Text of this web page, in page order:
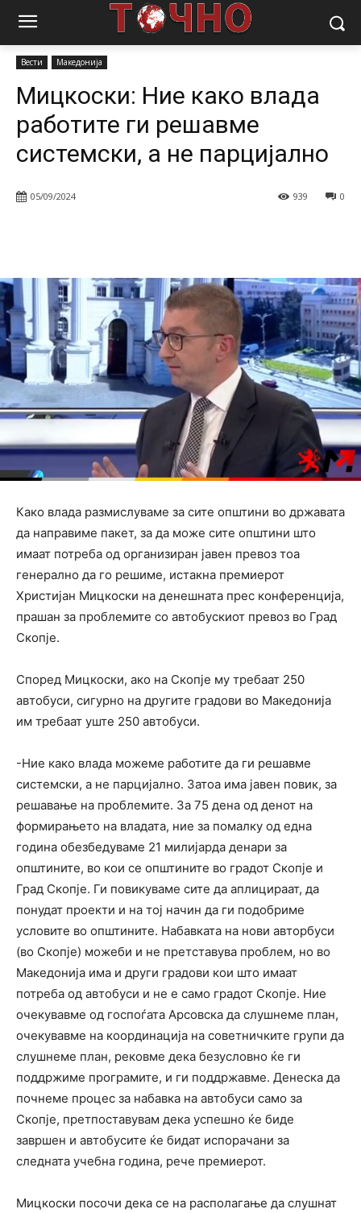
Почетна
Мицкоски: Ние како влада работите ги решавме
Вести Македонија
Мицкоски: Ние како влада
работите ги решавме
системски, а не парцијално
05/09/2024 0
939
Како влада размислуваме за сите општини во државата
да направиме пакет, за да може сите општини што
имаат потреба од организиран јавен превоз тоа
генерално да го решиме, истакна премиерот
Христијан Мицкоски на денешната прес конференција,
прашан за проблемите со автобускиот превоз во Град
Скопје.
Според Мицкоски, ако на Скопје му требаат 250
автобуси, сигурно на другите градови во Македонија
им требаат уште 250 автобуси.
-Ние како влада можеме работите да ги решавме
системски, а не парцијално. Затоа има јавен повик, за
решавање на проблемите. За 75 дена од денот на
формирањето на владата, ние за помалку од една
година обезбедуваме 21 милијарда денари за
општините, во кои се општините во градот Скопје и
Град Скопје. Ги повикуваме сите да аплицираат, да
понудат проекти и на тој начин да ги подобриме
условите во општините. Набавката на нови авторбуси
(во Скопје) можеби и не претставува проблем, но во
Македонија има и други градови кои што имаат
потреба од автобуси и не е само градот Скопје. Ние
очекувавме од госпоѓата Арсовска да слушнеме план,
очекувавме на координација на советничките групи да
слушнеме план, рековме дека безусловно ќе ги
поддржиме програмите, и ги поддржавме. Денеска да
почнеме процес за набавка на автобуси само за
Скопје, претпоставувам дека успешно ќе биде
завршен и автобусите ќе бидат испорачани за
следната учебна година, рече премиерот.
Мицкоски посочи дека се на располагање да слушнат